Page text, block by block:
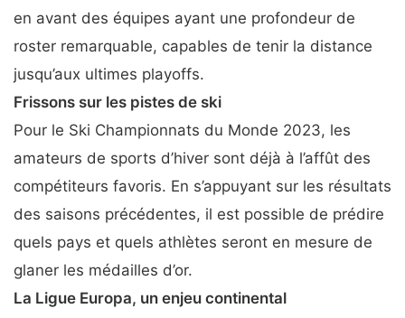
en avant des équipes ayant une profondeur de
roster remarquable, capables de tenir la distance
jusqu’aux ultimes playoffs.
Frissons sur les pistes de ski
Pour le Ski Championnats du Monde 2023, les
amateurs de sports d’hiver sont déjà à l’affût des
compétiteurs favoris. En s’appuyant sur les résultats
des saisons précédentes, il est possible de prédire
quels pays et quels athlètes seront en mesure de
glaner les médailles d’or.
La Ligue Europa, un enjeu continental